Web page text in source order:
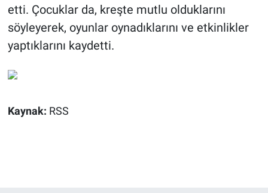
etti. Çocuklar da, kreşte mutlu olduklarını
söyleyerek, oyunlar oynadıklarını ve etkinlikler
yaptıklarını kaydetti.
Kaynak: RSS